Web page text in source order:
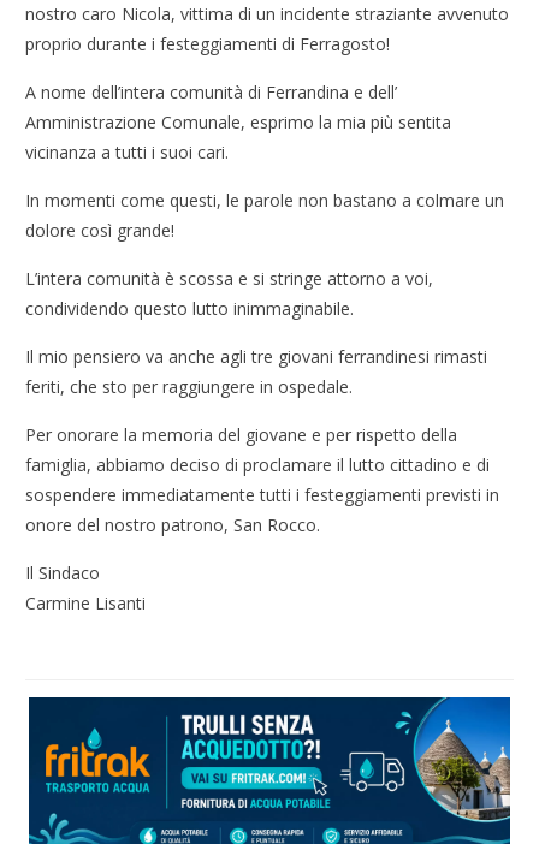
nostro caro Nicola, vittima di un incidente straziante avvenuto
proprio durante i festeggiamenti di Ferragosto!
A nome dell’intera comunità di Ferrandina e dell’
Amministrazione Comunale, esprimo la mia più sentita
vicinanza a tutti i suoi cari.
In momenti come questi, le parole non bastano a colmare un
dolore così grande!
L’intera comunità è scossa e si stringe attorno a voi,
condividendo questo lutto inimmaginabile.
Il mio pensiero va anche agli tre giovani ferrandinesi rimasti
feriti, che sto per raggiungere in ospedale.
Per onorare la memoria del giovane e per rispetto della
famiglia, abbiamo deciso di proclamare il lutto cittadino e di
sospendere immediatamente tutti i festeggiamenti previsti in
onore del nostro patrono, San Rocco.
Il Sindaco
Carmine Lisanti